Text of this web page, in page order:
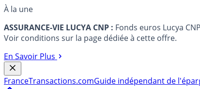
À la une
ASSURANCE-VIE LUCYA CNP : Fonds euros Lucya
Voir conditions sur la page dédiée à cette offre.
En Savoir Plus
FranceTransactions.comGuide indépendant de